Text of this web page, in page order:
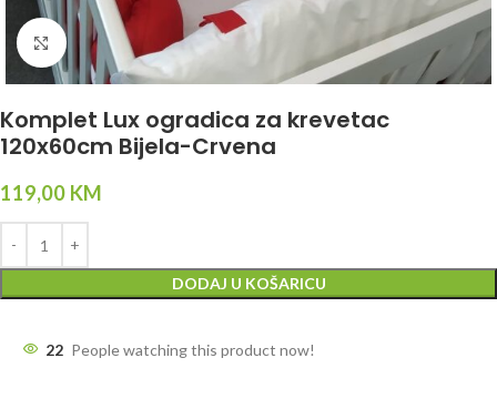
Click to enlarge
Komplet Lux ogradica za krevetac
120x60cm Bijela-Crvena
119,00 KM
DODAJ U KOŠARICU
22 People watching this product now!